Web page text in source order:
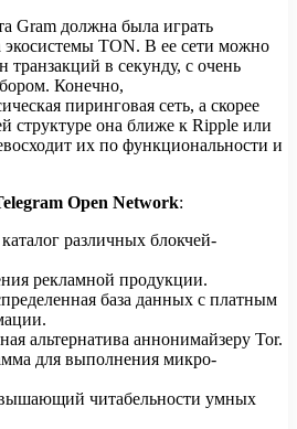
Gram должна была играть
экосистемы TON. В ее сети можно
транзакций в секунду, с очень
Конечно,
пиринговая сеть, а скорее
структуре она ближе к Ripple или
их по функциональности и
Open Network:
различных блокчей-
рекламной продукции.
база данных с платным
альтернатива аннонимайзеру Tor.
для выполнения микро-
читабельности умных